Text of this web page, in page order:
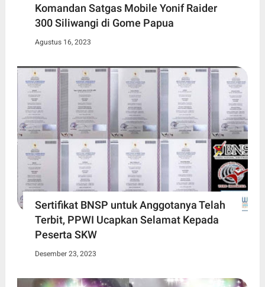
Komandan Satgas Mobile Yonif Raider
300 Siliwangi di Gome Papua
Agustus 16, 2023
Sertifikat BNSP untuk Anggotanya Telah
Terbit, PPWI Ucapkan Selamat Kepada
Peserta SKW
Desember 23, 2023